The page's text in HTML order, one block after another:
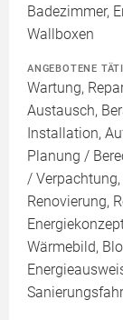
Badezimmer,
Wallboxen
ANGEBOTENE
Wartung,
Austausch,
Installation,
Planung /
/
Renovierung,
Wärmebild,